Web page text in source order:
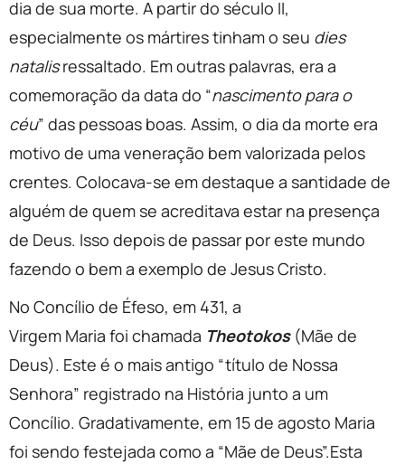
dia de sua morte. A partir do século II,
especialmente os mártires tinham o seu dies
natalisressaltado. Em outras palavras, era a
comemoração da data do “nascimento para o
céu” das pessoas boas. Assim, o dia da morte era
motivo de uma veneração bem valorizada pelos
crentes. Colocava-se em destaque a santidade de
alguém de quem se acreditava estar na presença
de Deus. Isso depois de passar por este mundo
fazendo o bem a exemplo de Jesus Cristo.
No Concílio de Éfeso, em 431, a
Virgem Maria foi chamada Theotokos (Mãe de
Deus). Este é o mais antigo “título de Nossa
Senhora” registrado na História junto a um
Concílio. Gradativamente, em 15 de agosto Maria
foi sendo festejada como a “Mãe de Deus”.Esta